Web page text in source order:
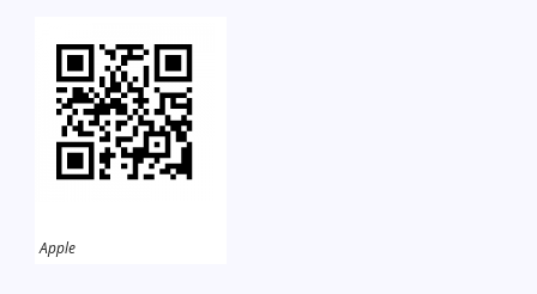
Apple